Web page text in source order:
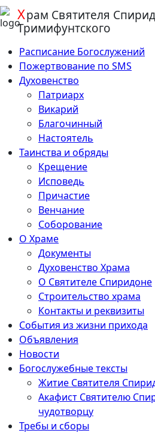
Перейти
к
Храм Святителя
Тримифунтского
Расписание Богослужений
Пожертвование по SMS
Духовенство
Патриарх
Викарий
Благочинный
Настоятель
Таинства и обряды
Крещение
Исповедь
Причастие
Венчание
Соборование
О Храме
Документы
Духовенство Храма
О Святителе Спиридоне
Строительство храма
Контакты и реквизиты
События из жизни прихода
Объявления
Новости
Богослужебные тексты
Житие Cвятителя
Акафист Cвятителю
чудотворцу
Требы и сборы